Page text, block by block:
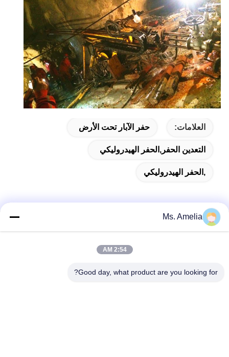
العلامات: حفر الآبار تحت الأرض
التعدين الحفر,الحفر الهيدروليكي
,الحفر الهيدروليكي
الاتصال السريع
لا، لا، لا122شارع شيزانغ، مدينة ووشي، مقاطعة جيانغسو،
Ms. Amelia
2:54 AM
Good day, what product are you looking for?